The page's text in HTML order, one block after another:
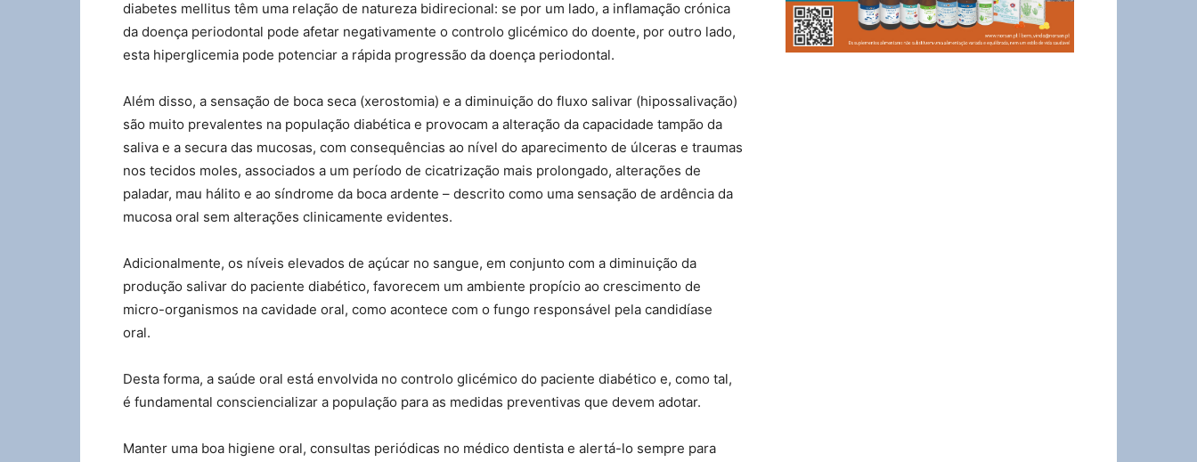
diabetes mellitus têm uma relação de natureza bidirecional: se por um lado, a inflamação crónica
da doença periodontal pode afetar negativamente o controlo glicémico do doente, por outro lado,
esta hiperglicemia pode potenciar a rápida progressão da doença periodontal.
Além disso, a sensação de boca seca (xerostomia) e a diminuição do fluxo salivar (hipossalivação)
são muito prevalentes na população diabética e provocam a alteração da capacidade tampão da
saliva e a secura das mucosas, com consequências ao nível do aparecimento de úlceras e traumas
nos tecidos moles, associados a um período de cicatrização mais prolongado, alterações de
paladar, mau hálito e ao síndrome da boca ardente – descrito como uma sensação de ardência da
mucosa oral sem alterações clinicamente evidentes.
Adicionalmente, os níveis elevados de açúcar no sangue, em conjunto com a diminuição da
produção salivar do paciente diabético, favorecem um ambiente propício ao crescimento de
micro-organismos na cavidade oral, como acontece com o fungo responsável pela candidíase
oral.
Desta forma, a saúde oral está envolvida no controlo glicémico do paciente diabético e, como tal,
é fundamental consciencializar a população para as medidas preventivas que devem adotar.
Manter uma boa higiene oral, consultas periódicas no médico dentista e alertá-lo sempre para